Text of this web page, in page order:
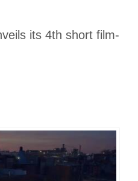
its 4th short film-